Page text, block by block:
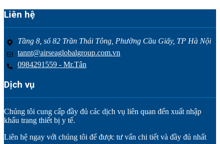
Liên hệ
Tầng 8, số 82 Trần Thái Tông, Phường Cầu Giấy, TP Hà Nội
tannt@airseaglobalgroup.com.vn
0984291559 - Mr.Tân
Dịch vụ
Chúng tôi cung cấp đầy đủ các dịch vụ liên quan đến xuất nhập
khẩu trang thiết bị y tế.
Liên hệ ngay với chúng tôi để được tư vấn chi tiết và đầy đủ nhất